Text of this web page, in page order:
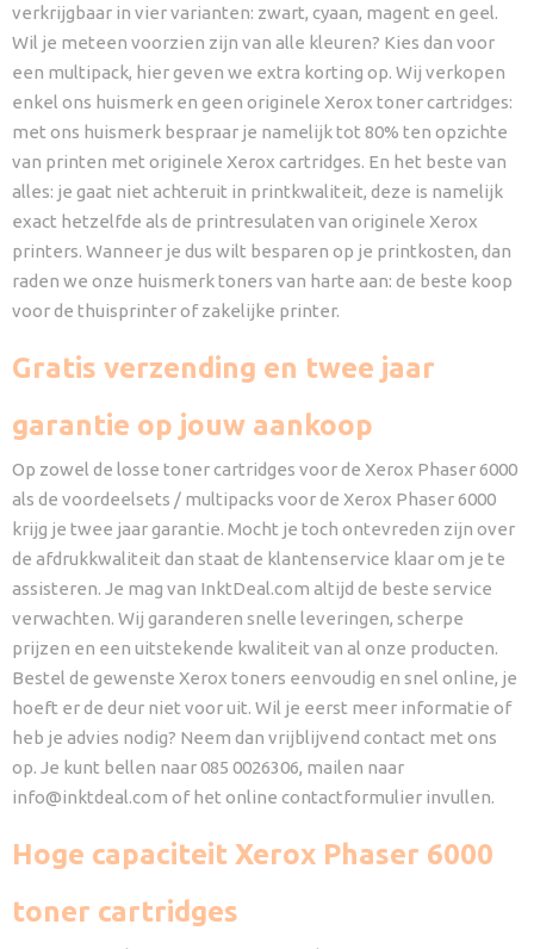
verkrijgbaar in vier varianten: zwart, cyaan, magent en geel.
Wil je meteen voorzien zijn van alle kleuren? Kies dan voor
een multipack, hier geven we extra korting op. Wij verkopen
enkel ons huismerk en geen originele Xerox toner cartridges:
met ons huismerk bespraar je namelijk tot 80% ten opzichte
van printen met originele Xerox cartridges. En het beste van
alles: je gaat niet achteruit in printkwaliteit, deze is namelijk
exact hetzelfde als de printresulaten van originele Xerox
printers. Wanneer je dus wilt besparen op je printkosten, dan
raden we onze huismerk toners van harte aan: de beste koop
voor de thuisprinter of zakelijke printer.
Gratis verzending en twee jaar
garantie op jouw aankoop
Op zowel de losse toner cartridges voor de Xerox Phaser 6000
als de voordeelsets / multipacks voor de Xerox Phaser 6000
krijg je twee jaar garantie. Mocht je toch ontevreden zijn over
de afdrukkwaliteit dan staat de klantenservice klaar om je te
assisteren. Je mag van InktDeal.com altijd de beste service
verwachten. Wij garanderen snelle leveringen, scherpe
prijzen en een uitstekende kwaliteit van al onze producten.
Bestel de gewenste Xerox toners eenvoudig en snel online, je
hoeft er de deur niet voor uit. Wil je eerst meer informatie of
heb je advies nodig? Neem dan vrijblijvend contact met ons
op. Je kunt bellen naar 085 0026306, mailen naar
info@inktdeal.com of het online contactformulier invullen.
Hoge capaciteit Xerox Phaser 6000
toner cartridges